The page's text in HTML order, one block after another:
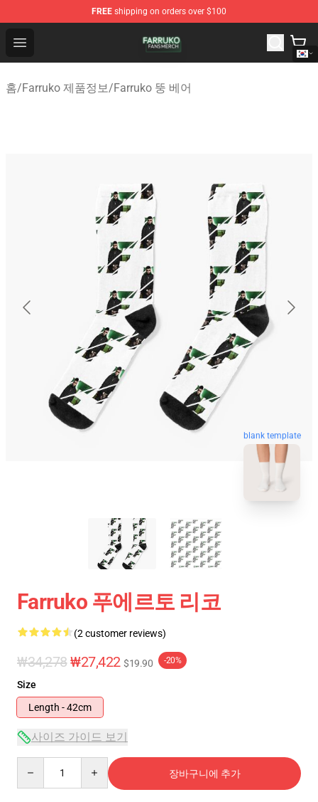
FREE shipping on orders over $100
Open menu
Farruko Shop - Official Farruko Merchandise Store
홈/Farruko 제품정보/Farruko 뚱 베어
blank template
Farruko 푸에르토 리코
(2 customer reviews)
₩34,278₩27,422 $19.90 -20%
Size
Length - 42cm
사이즈 가이드 보기
장바구니에 추가